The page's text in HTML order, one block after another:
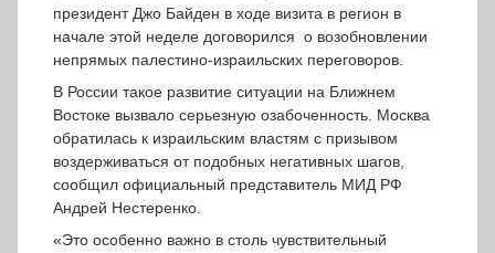
президент Джо Байден в ходе визита в регион в
начале этой неделе договорился о возобновлении
непрямых палестино-израильских переговоров.
В России такое развитие ситуации на Ближнем
Востоке вызвало серьезную озабоченность. Москва
обратилась к израильским властям с призывом
воздерживаться от подобных негативных шагов,
сообщил официальный представитель МИД РФ
Андрей Нестеренко.
«Это особенно важно в столь чувствительный